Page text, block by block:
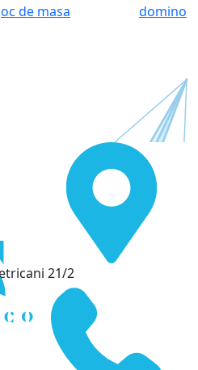
de masa domino
21/2